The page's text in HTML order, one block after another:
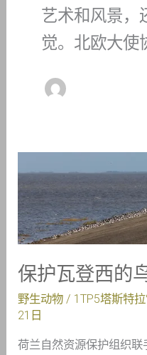
艺术和风景，
觉。北欧大使
保护瓦登西的
野生动物 / 1TP5塔斯特拉
21日
荷兰自然资源保护组织
护
瓦
登
西
鸟